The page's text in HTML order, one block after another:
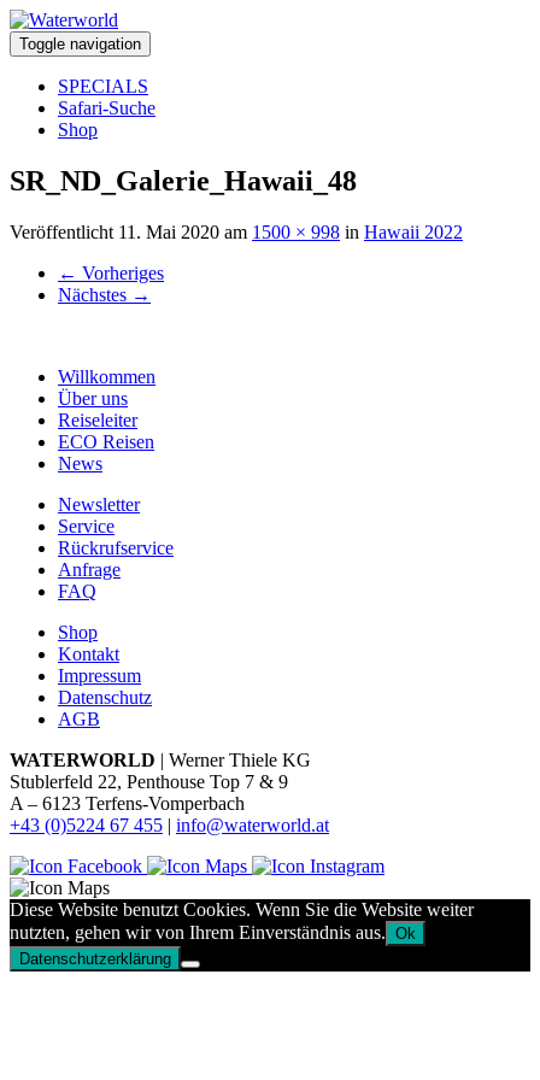
Toggle navigation
SPECIALS
Safari-Suche
Shop
SR_ND_Galerie_Hawaii_48
Veröffentlicht 11. Mai 2020 am 1500 × 998 in Hawaii 2022
← Vorheriges
Nächstes →
Willkommen
Über uns
Reiseleiter
ECO Reisen
News
Newsletter
Service
Rückrufservice
Anfrage
FAQ
Shop
Kontakt
Impressum
Datenschutz
AGB
WATERWORLD | Werner Thiele KG
Stublerfeld 22, Penthouse Top 7 & 9
A – 6123 Terfens-Vomperbach
+43 (0)5224 67 455 | info@waterworld.at
Diese Website benutzt Cookies. Wenn Sie die Website weiter
nutzten, gehen wir von Ihrem Einverständnis aus. Ok
Datenschutzerklärung